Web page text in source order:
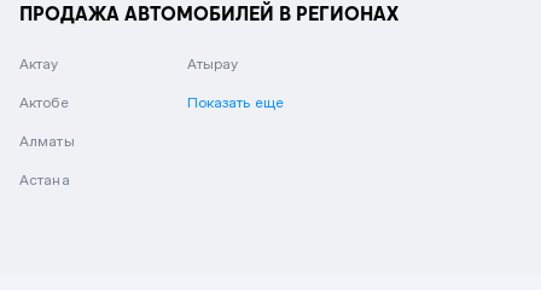
ПРОДАЖА АВТОМОБИЛЕЙ В РЕГИОНАХ
Актау
Актобе
Алматы
Астана
Атырау
Показать еще